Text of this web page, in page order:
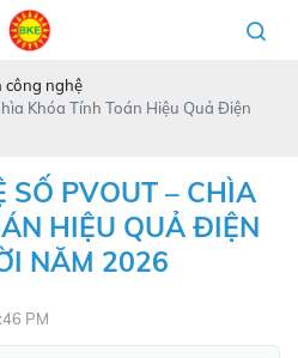
công nghệ
Khóa Tính Toán Hiệu Quả Điện
SỐ PVOUT – CHÌA
HIỆU QUẢ ĐIỆN
NĂM 2026
PM